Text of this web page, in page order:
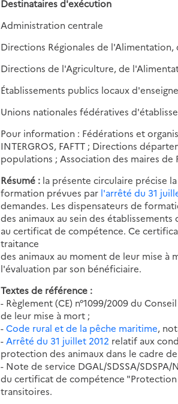
Destinataires d'exécution
Administration centrale
Directions Régionales de
Directions de l'Agriculture, de
Établissements publics locaux
Unions nationales fédératives
Pour information : Fédérations et
INTERGROS, FAFTT ; Directions
populations ; Association des maires de
Résumé : la présente circulaire précise
formation prévues par l'arrêté du 31
demandes. Les dispensateurs de
des animaux au sein des
au certificat de compétence. Ce
traitance
des animaux au moment de leur mise
l'évaluation par son bénéficiaire.
Textes de référence :
- Règlement (CE) n°1099/2009 du
de leur mise à mort ;
-Code rural et de la pêche maritime,
- Arrêté du 31 juillet 2012 relatif aux
protection des animaux dans le cadre
- Note de service DGAL/SDSSA/
du certificat de compétence
transitoires.